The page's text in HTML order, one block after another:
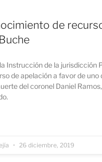
de
Instrucción de la jurisdicción
de apelación a favor de uno
del coronel Daniel
26 diciembre, 2019